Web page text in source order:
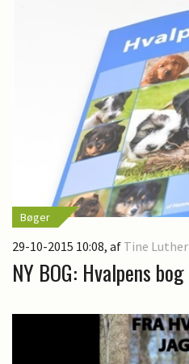
Bøger
29-10-2015 10:08, af Tine Luther
NY BOG: Hvalpens bog